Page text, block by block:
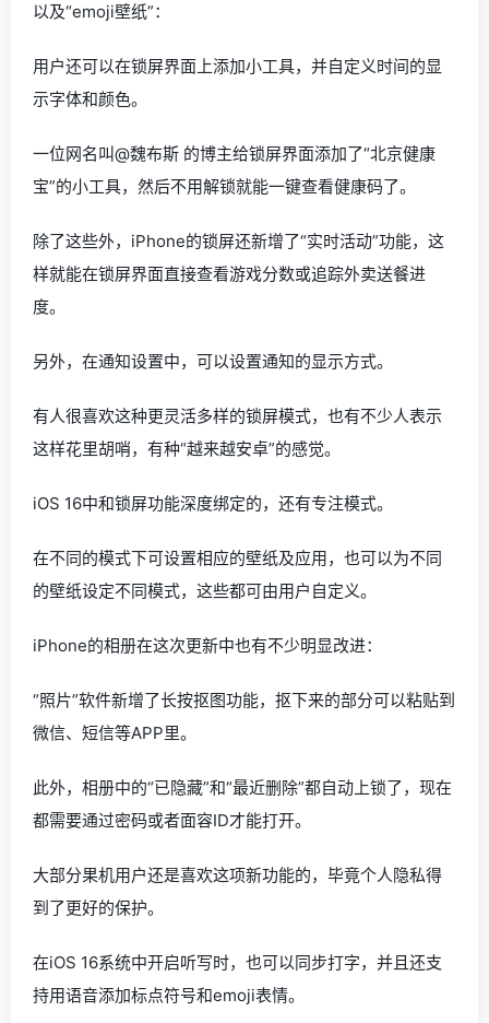
以及“emoji壁纸”：
用户还可以在锁屏界面上添加小工具，并自定义时间的显
示字体和颜色。
一位网名叫@魏布斯 的博主给锁屏界面添加了“北京健康
宝”的小工具，然后不用解锁就能一键查看健康码了。
除了这些外，iPhone的锁屏还新增了“实时活动”功能，这
样就能在锁屏界面直接查看游戏分数或追踪外卖送餐进
度。
另外，在通知设置中，可以设置通知的显示方式。
有人很喜欢这种更灵活多样的锁屏模式，也有不少人表示
这样花里胡哨，有种“越来越安卓”的感觉。
iOS 16中和锁屏功能深度绑定的，还有专注模式。
在不同的模式下可设置相应的壁纸及应用，也可以为不同
的壁纸设定不同模式，这些都可由用户自定义。
iPhone的相册在这次更新中也有不少明显改进：
“照片”软件新增了长按抠图功能，抠下来的部分可以粘贴到
微信、短信等APP里。
此外，相册中的“已隐藏”和“最近删除”都自动上锁了，现在
都需要通过密码或者面容ID才能打开。
大部分果机用户还是喜欢这项新功能的，毕竟个人隐私得
到了更好的保护。
在iOS 16系统中开启听写时，也可以同步打字，并且还支
持用语音添加标点符号和emoji表情。